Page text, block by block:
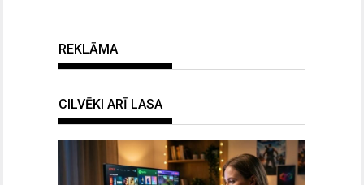
REKLĀMA
CILVĒKI ARĪ LASA